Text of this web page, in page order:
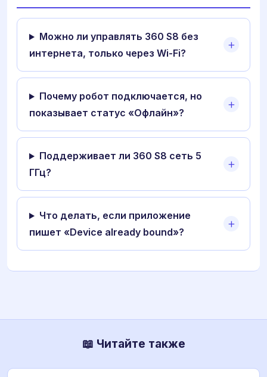
Можно ли управлять 360 S8 без
интернета, только через Wi-Fi?
Почему робот подключается, но
показывает статус «Офлайн»?
Поддерживает ли 360 S8 сеть 5
ГГц?
Что делать, если приложение
пишет «Device already bound»?
📖 Читайте также